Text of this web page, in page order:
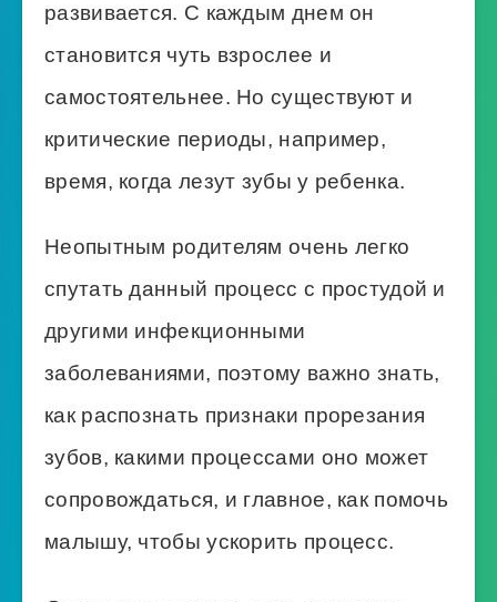
развивается. С каждым днем он
становится чуть взрослее и
самостоятельнее. Но существуют и
критические периоды, например,
время, когда лезут зубы у ребенка.
Неопытным родителям очень легко
спутать данный процесс с простудой и
другими инфекционными
заболеваниями, поэтому важно знать,
как распознать признаки прорезания
зубов, какими процессами оно может
сопровождаться, и главное, как помочь
малышу, чтобы ускорить процесс.